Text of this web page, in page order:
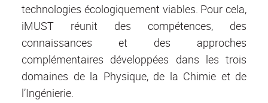
technologies écologiquement viables. Pour cela,
iMUST réunit des compétences, des
connaissances et des approches
complémentaires développées dans les trois
domaines de la Physique, de la Chimie et de
l’Ingénierie.